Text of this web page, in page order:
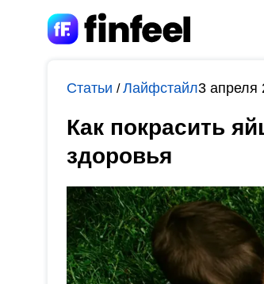
Статьи /Лайфстайл3 апреля
Как покрасить
здоровья